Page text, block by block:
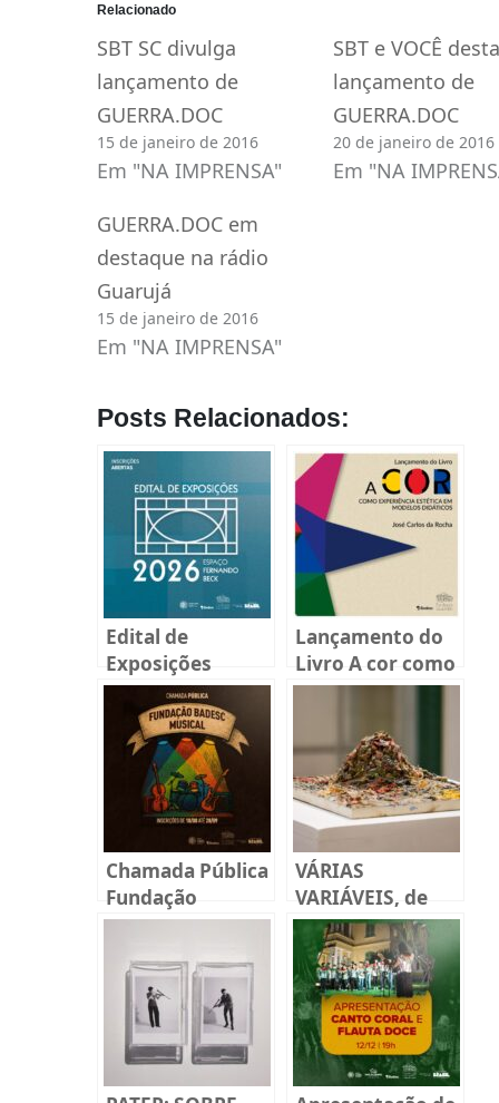
Relacionado
SBT SC divulga
lançamento de
GUERRA.DOC
15 de janeiro de 2016
Em "NA IMPRENSA"
SBT e VOCÊ
lançamento de
GUERRA.DOC
20 de janeiro de 2016
Em "NA
GUERRA.DOC em
destaque na rádio
Guarujá
15 de janeiro de 2016
Em "NA IMPRENSA"
Posts Relacionados:
Edital de
Exposições
Fundação
Cultural Badesc
2026 – Espaço
Fernando Beck
Lançamento do
Livro A cor como
experiência
modelos
didáticos
Chamada Pública
Fundação
BADESC Musical
VÁRIAS
VARIÁVEIS, de
João Matheus